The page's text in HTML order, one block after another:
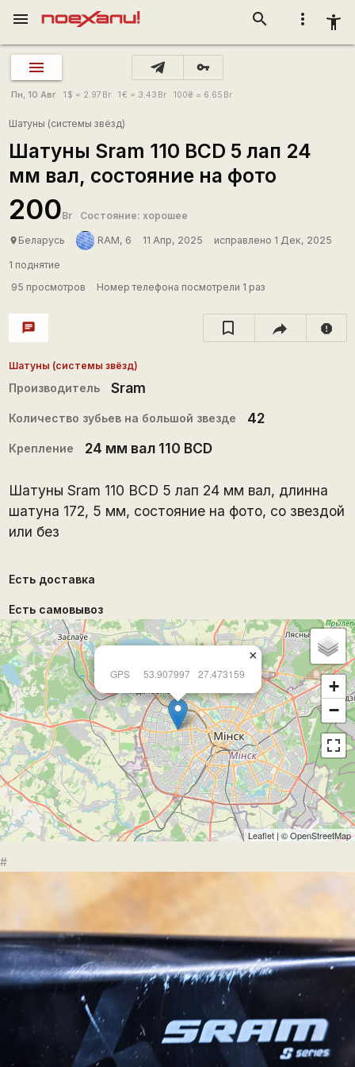
more_vert accessibility_new
search
menu
vpn_key
Пн, 10 Авг 1 $ = 2.97 Br 1€ = 3.43 Br 100₴ = 6.65 Br
Шатуны (системы звёзд)
Шатуны Sram 110 BCD 5 лап 24
мм вал, состояние на фото
200Br Состояние: хорошее
place Беларусь RAM, 6 11 Апр, 2025 исправлено 1 Дек, 2025
1 поднятие
95 просмотров
Номер телефона посмотрели 1 раз
chat report
Шатуны (системы звёзд)
Производитель Sram
Количество зубьев на большой звезде 42
Крепление 24 мм вал 110 BCD
Шатуны Sram 110 BCD 5 лап 24 мм вал, длинна
шатуна 172, 5 мм, состояние на фото, со звездой
или без
Есть доставка
Есть самовывоз
GPS 53.907997 27.473159
×
+
−
Leaflet | ©OpenStreetMap
#